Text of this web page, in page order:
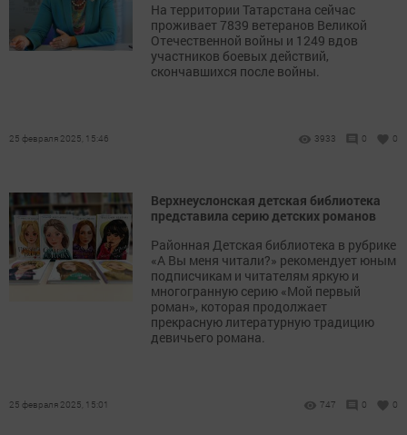
На территории Татарстана сейчас
проживает 7839 ветеранов Великой
Отечественной войны и 1249 вдов
участников боевых действий,
скончавшихся после войны.
25 февраля 2025, 15:46 3933 0 0
Верхнеуслонская детская библиотека
представила серию детских романов
Районная Детская библиотека в рубрике
«А Вы меня читали?» рекомендует юным
подписчикам и читателям яркую и
многогранную серию «Мой первый
роман», которая продолжает
прекрасную литературную традицию
девичьего романа.
25 февраля 2025, 15:01 747 0 0